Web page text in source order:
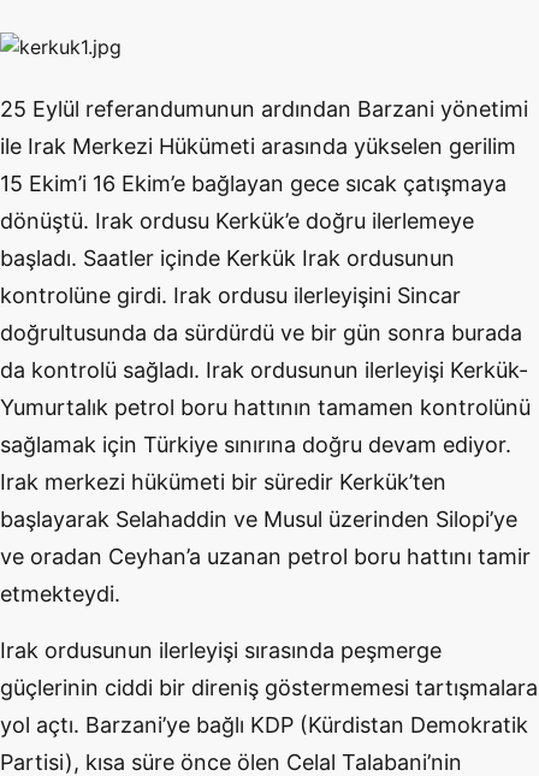
25 Eylül referandumunun ardından Barzani yönetimi
ile Irak Merkezi Hükümeti arasında yükselen gerilim
15 Ekim’i 16 Ekim’e bağlayan gece sıcak çatışmaya
dönüştü. Irak ordusu Kerkük’e doğru ilerlemeye
başladı. Saatler içinde Kerkük Irak ordusunun
kontrolüne girdi. Irak ordusu ilerleyişini Sincar
doğrultusunda da sürdürdü ve bir gün sonra burada
da kontrolü sağladı. Irak ordusunun ilerleyişi Kerkük-
Yumurtalık petrol boru hattının tamamen kontrolünü
sağlamak için Türkiye sınırına doğru devam ediyor.
Irak merkezi hükümeti bir süredir Kerkük’ten
başlayarak Selahaddin ve Musul üzerinden Silopi’ye
ve oradan Ceyhan’a uzanan petrol boru hattını tamir
etmekteydi.
Irak ordusunun ilerleyişi sırasında peşmerge
güçlerinin ciddi bir direniş göstermemesi tartışmalara
yol açtı. Barzani’ye bağlı KDP (Kürdistan Demokratik
Partisi), kısa süre önce ölen Celal Talabani’nin